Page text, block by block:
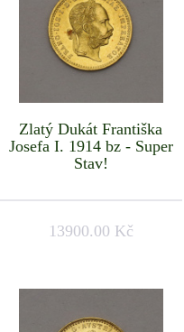
Zlatý Dukát Františka
Josefa I. 1914 bz - Super
Stav!
13900.00 Kč